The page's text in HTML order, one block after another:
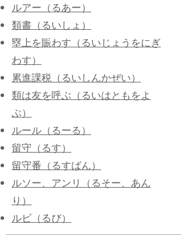
ルアー（るあー）
類書（るいしょ）
塁上を賑わす（るいじょうをにぎ
わす）
累進課税（るいしんかぜい）
類は友を呼ぶ（るいはともをよ
ぶ）
ルール（るーる）
留守（るす）
留守番（るすばん）
ルソー、アンリ（るそー、あん
り）
ルビ（るび）